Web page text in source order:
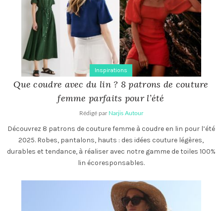
Inspirations
Que coudre avec du lin ? 8 patrons de couture
femme parfaits pour l’été
Rédigé par Narjis Autour
Découvrez 8 patrons de couture femme à coudre en lin pour l’été
2025. Robes, pantalons, hauts : des idées couture légères,
durables et tendance, à réaliser avec notre gamme de toiles 100%
lin écoresponsables.